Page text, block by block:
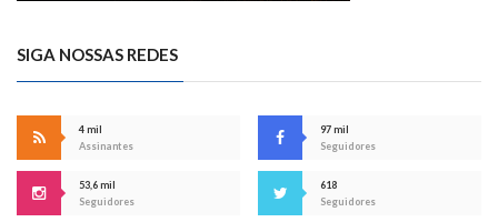
SIGA NOSSAS REDES
4 mil
Assinantes
97 mil
Seguidores
53,6 mil
Seguidores
618
Seguidores